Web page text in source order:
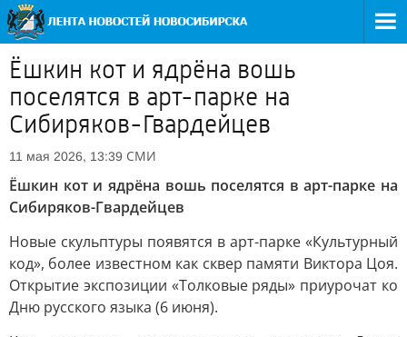
Ёшкин кот и ядрёна вошь
поселятся в арт-парке на
Сибиряков-Гвардейцев
11 мая 2026, 13:39 СМИ
Ёшкин кот и ядрёна вошь поселятся в арт-парке на
Сибиряков-Гвардейцев
Новые скульптуры появятся в арт-парке «Культурный
код», более известном как сквер памяти Виктора Цоя.
Открытие экспозиции «Толковые ряды» приурочат ко
Дню русского языка (6 июня).